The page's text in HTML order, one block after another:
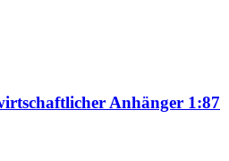
Anhänger 1:87